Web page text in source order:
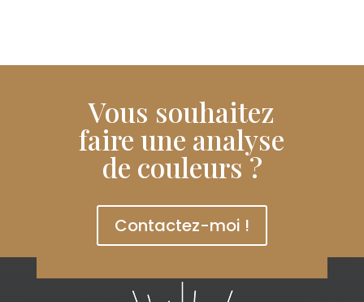
Vous souhaitez
faire une analyse
de couleurs ?
Contactez-moi !